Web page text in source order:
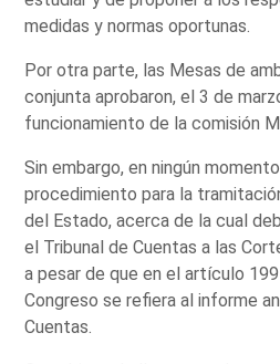
medidas y normas oportunas.
Por otra parte, las Mesas de
conjunta aprobaron, el 3 de
funcionamiento de la comisión
Sin embargo, en ningún
procedimiento para la
del Estado, acerca de la cual
el Tribunal de Cuentas a las
a pesar de que en el artículo
Congreso se refiera al informe
Cuentas.